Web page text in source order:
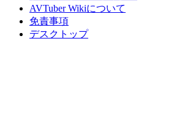
AVTuber Wikiについて
免責事項
デスクトップ